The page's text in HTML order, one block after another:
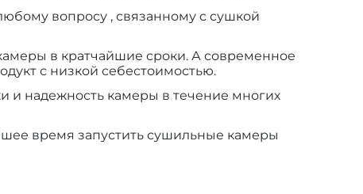
вопросу , связанному с сушкой
в кратчайшие сроки. А современное
с низкой себестоимостью.
и надежность камеры в течение многих
время запустить сушильные камеры